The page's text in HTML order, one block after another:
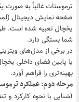
ترموستات غالباً به صورت
صفحه نمایش دیجیتال
یخچال تعبیه شده است.
شما بستگی دارد.
در برخی از مدل‌های
یا پایین فضای داخلی
بهینه‌تری را فراهم آورد.
مرحله دوم: عملکرد
آشنایی با نحوه کارکرد و